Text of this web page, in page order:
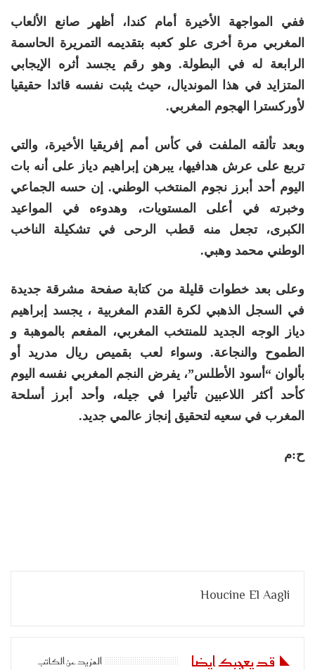
ففي المواجهة الأخيرة أمام كندا، أظهر صانع الألعاب
المغربي مرة أخرى علو كعبه بتقديمه التمريرة الحاسمة
الرابعة له في البطولة. وهو رقم يجسد أثره الإيجابي
المتزايد في هذا المونديال، حيث يثبت نفسه قائدا حقيقيا
لأوركسترا الهجوم المغربي.
وبعد تألقه الملفت في كأس أمم إفريقيا الأخيرة، والتي
تربع على عرش هدافيها، يبرهن إبراهيم دياز على أنه بات
اليوم أحد أبرز نجوم المنتخب الوطني. إن حسه الجماعي
وخبرته في أعلى المستويات، وهدوءه في المواعيد
الكبرى، تجعل منه قطب الرحى في تشكيلة الناخب
الوطني محمد وهبي.
وعلى بعد خطوات قليلة من كتابة صفحة مشرقة جديدة
في السجل الذهبي لكرة القدم المغربية ، يجسد إبراهيم
دياز الوجه الجديد للمنتخب المغربي، المفعم بالموهبة و
الطموح والنجاعة. وسواء لعب بقميص ريال مدريد أو
بألوان “أسود الأطلس”، يفرض النجم المغربي نفسه اليوم
كأحد أكثر اللاعبين تأثيرا في جيله، وأحد أبرز أسلحة
المغرب في سعيه لتحقيق إنجاز عالمي جديد.
ح:م
Houcine El Aagli
قد يعجبك ايضا المزيد عن الكاتب